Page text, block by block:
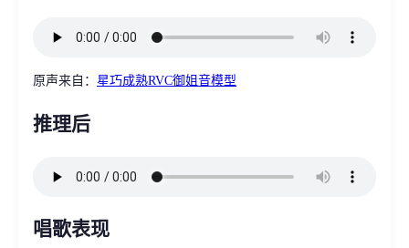
原声来自： 星巧成熟RVC御姐音模型
推理后
唱歌表现